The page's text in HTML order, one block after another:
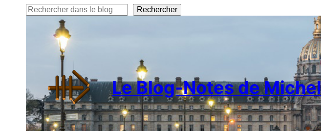
Rechercher Rechercher
Le Blog-Notes de